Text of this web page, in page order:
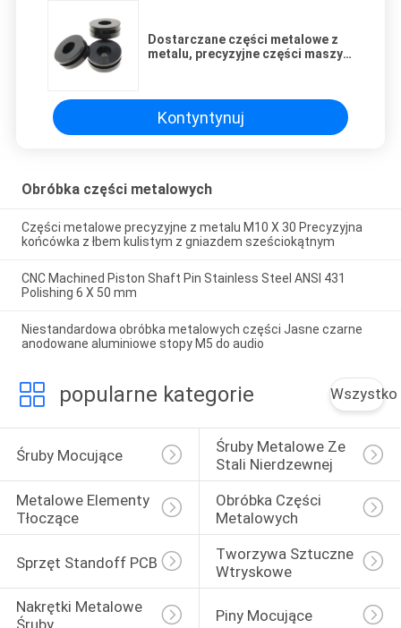
Dostarczane części metalowe z
metalu, precyzyjne części maszyn
Kontyntynuj
Obróbka części metalowych
Części metalowe precyzyjne z metalu M10 X 30 Precyzyjna
końcówka z łbem kulistym z gniazdem sześciokątnym
CNC Machined Piston Shaft Pin Stainless Steel ANSI 431
Polishing 6 X 50 mm
Niestandardowa obróbka metalowych części Jasne czarne
anodowane aluminiowe stopy M5 do audio
popularne kategorie Wszystko
Śruby Mocujące
Śruby Metalowe Ze
Stali Nierdzewnej
Metalowe Elementy
Tłoczące
Obróbka Części
Metalowych
Sprzęt Standoff PCB
Tworzywa Sztuczne
Wtryskowe
Nakrętki Metalowe
Piny Mocujące